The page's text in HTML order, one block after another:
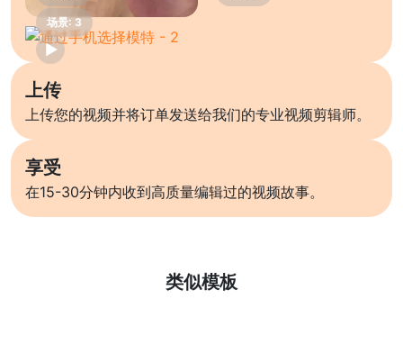
上传
上传您的视频并将订单发送给我们的专业视频剪辑师。
享受
在15-30分钟内收到高质量编辑过的视频故事。
类似模板
了解更多